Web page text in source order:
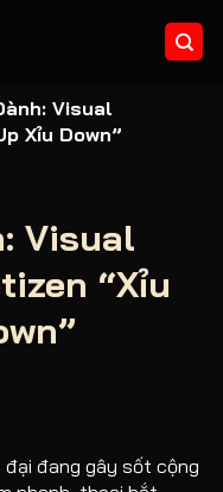
Visual
Xỉu Down”
Visual
“Xỉu
đại đang gây sốt cộng